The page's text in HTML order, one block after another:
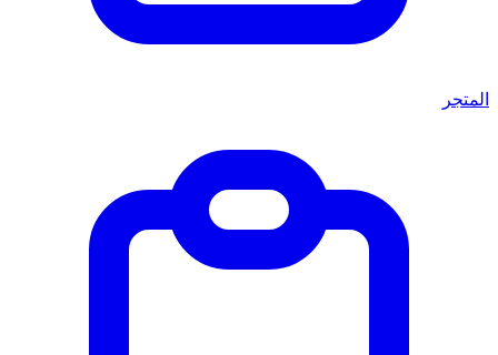
المتجر